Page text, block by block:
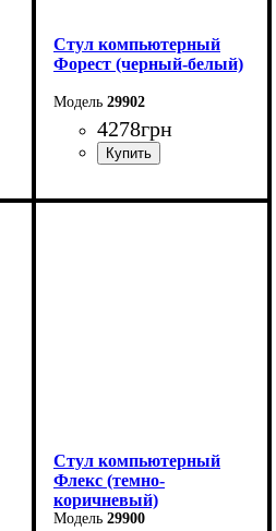
Стул компьютерный
Форест (черный-белый)
29902
4278грн
Стул компьютерный
Флекс (темно-
коричневый)
29900